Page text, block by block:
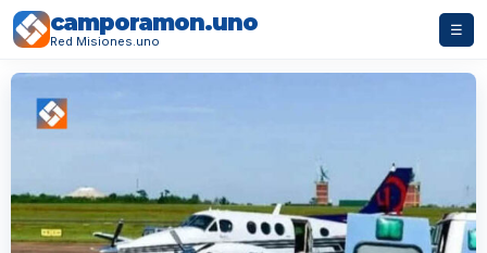
camporamon.uno
Red Misiones.uno
☰